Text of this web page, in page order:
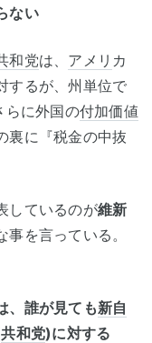
ない
和党は、 アメリ カ
するが、州単位で
らに外国の付加価値
裏に『税金の中抜
しているのが維新
を言っている。
、誰が見ても新自
共和党)に対する